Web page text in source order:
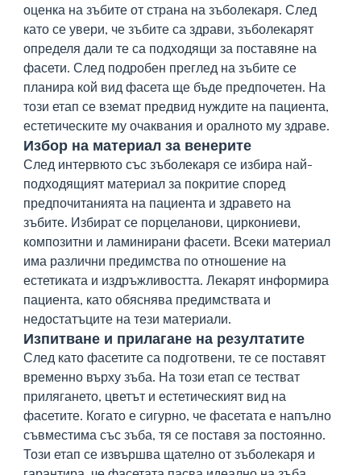
оценка на зъбите от страна на зъболекаря. След
като се увери, че зъбите са здрави, зъболекарят
определя дали те са подходящи за поставяне на
фасети. След подробен преглед на зъбите се
планира кой вид фасета ще бъде предпочетен. На
този етап се вземат предвид нуждите на пациента,
естетическите му очаквания и оралното му здраве.
Избор на материал за венерите
След интервюто със зъболекаря се избира най-
подходящият материал за покритие според
предпочитанията на пациента и здравето на
зъбите. Избират се порцеланови, циркониеви,
композитни и ламинирани фасети. Всеки материал
има различни предимства по отношение на
естетиката и издръжливостта. Лекарят информира
пациента, като обяснява предимствата и
недостатъците на тези материали.
Изпитване и прилагане на резултатите
След като фасетите са подготвени, те се поставят
временно върху зъба. На този етап се тестват
прилягането, цветът и естетическият вид на
фасетите. Когато е сигурно, че фасетата е напълно
съвместима със зъба, тя се поставя за постоянно.
Този етап се извършва щателно от зъболекаря и